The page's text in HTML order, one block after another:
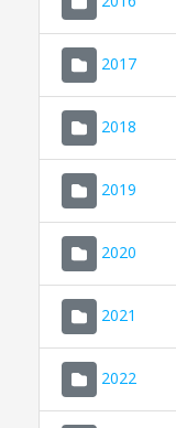
2017
2018
2019
2020
2021
2022